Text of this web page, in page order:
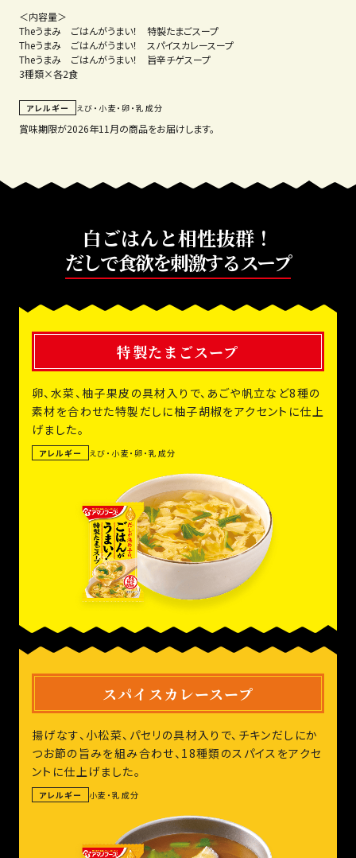
＜内容量＞
Theうまみ ごはんがうまい！ 特製たまごスープ
Theうまみ ごはんがうまい！ スパイスカレースープ
Theうまみ ごはんがうまい！ 旨辛チゲスープ
3種類×各2食
アレルギー えび・小麦・卵・乳成分
賞味期限が2026年11月の商品をお届けします。
白ごはんと相性抜群！
だしで食欲を刺激するスープ
特製たまごスープ
卵、水菜、柚子果皮の具材入りで、あごや帆立など8種の
素材を合わせた特製だしに柚子胡椒をアクセントに仕上
げました。
アレルギー えび・小麦・卵・乳成分
スパイスカレースープ
揚げなす、小松菜、パセリの具材入りで、チキンだしにか
つお節の旨みを組み合わせ、18種類のスパイスをアクセ
ントに仕上げました。
アレルギー 小麦・乳成分